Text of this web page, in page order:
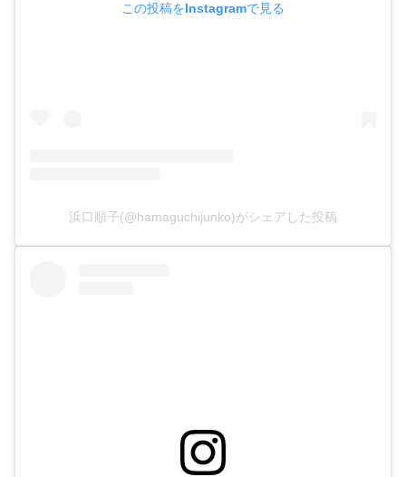
この投稿をInstagramで見る
浜口順子(@hamaguchijunko)がシェアした投稿